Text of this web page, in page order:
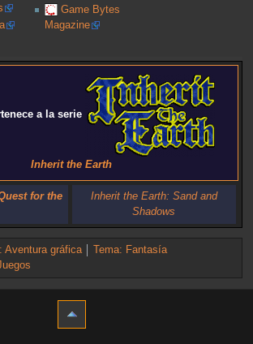
Game Bytes
Magazine
a la serie
Inherit the Earth
for the
Inherit the Earth: Sand and
Shadows
Aventura gráfica
Tema: Fantasía